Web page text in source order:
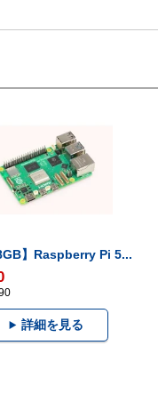
】Raspberry Pi 5...
詳細を見る